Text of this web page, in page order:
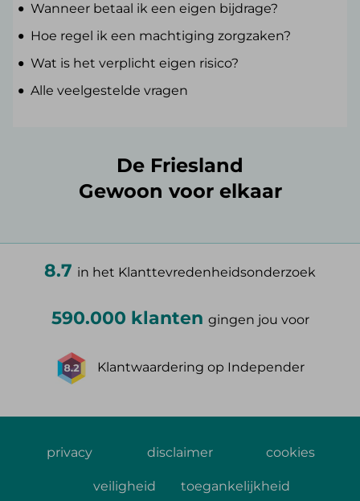
Wanneer betaal ik een eigen bijdrage?
Hoe regel ik een machtiging zorgzaken?
Wat is het verplicht eigen risico?
Alle veelgestelde vragen
De Friesland
Gewoon voor elkaar
8.7 in het Klanttevredenheidsonderzoek
590.000 klanten gingen jou voor
Klantwaardering op Independer
privacy disclaimer cookies
veiligheid toegankelijkheid